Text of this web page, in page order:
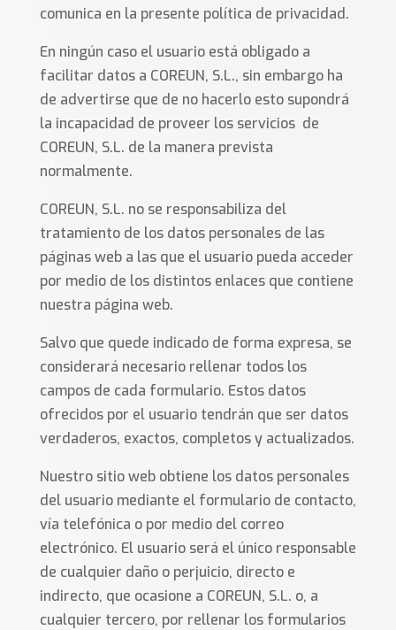
comunica en la presente política de privacidad.
En ningún caso el usuario está obligado a
facilitar datos a COREUN, S.L., sin embargo ha
de advertirse que de no hacerlo esto supondrá
la incapacidad de proveer los servicios de
COREUN, S.L. de la manera prevista
normalmente.
COREUN, S.L. no se responsabiliza del
tratamiento de los datos personales de las
páginas web a las que el usuario pueda acceder
por medio de los distintos enlaces que contiene
nuestra página web.
Salvo que quede indicado de forma expresa, se
considerará necesario rellenar todos los
campos de cada formulario. Estos datos
ofrecidos por el usuario tendrán que ser datos
verdaderos, exactos, completos y actualizados.
Nuestro sitio web obtiene los datos personales
del usuario mediante el formulario de contacto,
vía telefónica o por medio del correo
electrónico. El usuario será el único responsable
de cualquier daño o perjuicio, directo e
indirecto, que ocasione a COREUN, S.L. o, a
cualquier tercero, por rellenar los formularios